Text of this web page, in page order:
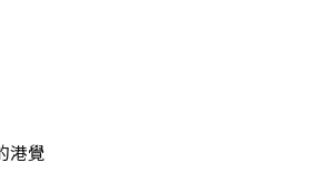
港覺